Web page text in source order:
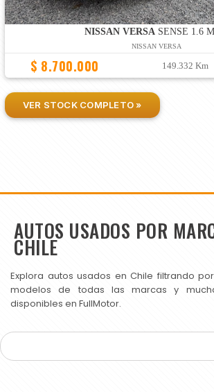
NISSAN VERSA SENSE 1.6
NISSAN VERSA
$ 8.700.000 149.332 Km
VER STOCK COMPLETO »
AUTOS USADOS POR
CHILE
Explora autos usados en Chile filtrando
modelos de todas las marcas y
disponibles en FullMotor.